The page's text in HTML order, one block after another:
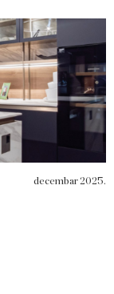
decembar 2025.